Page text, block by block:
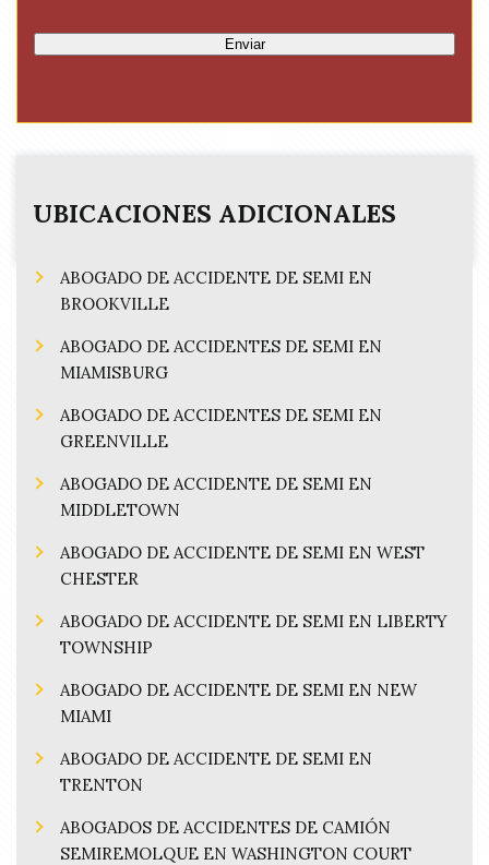
i
d
)
e
d
e
i
r
d
Enviar
UBICACIONES ADICIONALES
ABOGADO DE ACCIDENTE DE SEMI EN
BROOKVILLE
ABOGADO DE ACCIDENTES DE SEMI EN
MIAMISBURG
ABOGADO DE ACCIDENTES DE SEMI EN
GREENVILLE
ABOGADO DE ACCIDENTE DE SEMI EN
MIDDLETOWN
ABOGADO DE ACCIDENTE DE SEMI EN WEST
CHESTER
ABOGADO DE ACCIDENTE DE SEMI EN LIBERTY
TOWNSHIP
ABOGADO DE ACCIDENTE DE SEMI EN NEW
MIAMI
ABOGADO DE ACCIDENTE DE SEMI EN
TRENTON
ABOGADOS DE ACCIDENTES DE CAMIÓN
SEMIREMOLQUE EN WASHINGTON COURT